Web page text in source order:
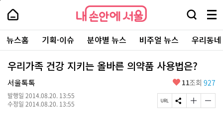
본
로
가
내
손
안
에
서
울
-
서
울
시
대
표
내
손
에
울
검
창
열
기
메
뉴
전
체
보
주
요
서
뉴스홈 기획·이슈 분야별 뉴스 비주얼 뉴스 우리동
우리가족 건강 지키는 올바른 의약품 사용법은?
서울톡톡
발행일 2014.08.20. 13:55
수정일 2014.08.20. 13:55
좋
요
11조회 927
페 S 글 글
페
상
단
로